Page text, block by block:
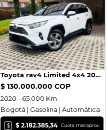
Toyota rav4 Limited 4x4 2020
$ 130.000.000 COP
2020 - 65.000 Km
Bogotá | Gasolina | Automática
$ $ 2.182.385,34 Cuota mes aprox.